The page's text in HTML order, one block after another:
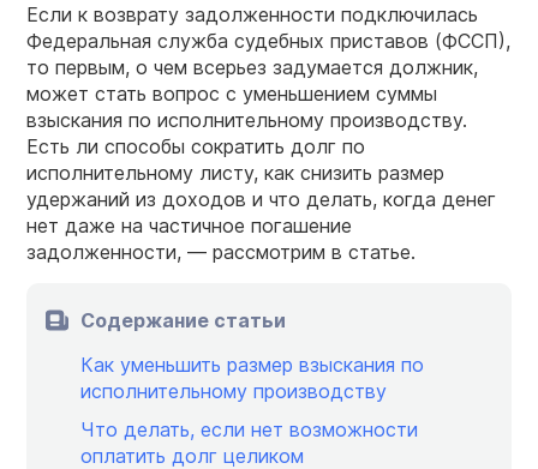
Если к возврату задолженности подключилась
Федеральная служба судебных приставов (ФССП),
то первым, о чем всерьез задумается должник,
может стать вопрос с уменьшением суммы
взыскания по исполнительному производству.
Есть ли способы сократить долг по
исполнительному листу, как снизить размер
удержаний из доходов и что делать, когда денег
нет даже на частичное погашение
задолженности, — рассмотрим в статье.
Содержание статьи
Как уменьшить размер взыскания по
исполнительному производству
Что делать, если нет возможности
оплатить долг целиком